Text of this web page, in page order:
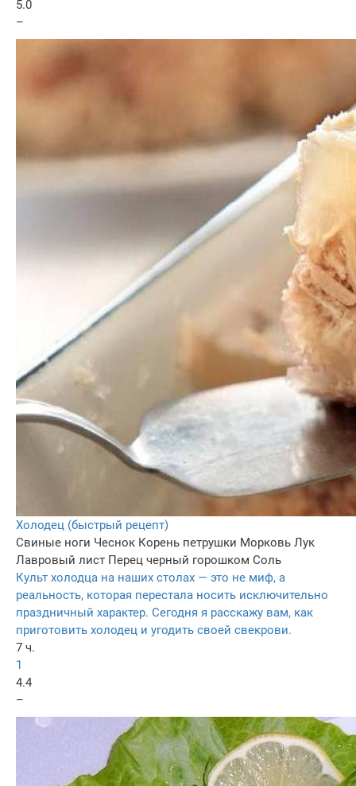
5.0
–
Холодец (быстрый рецепт)
Свиные ноги Чеснок Корень петрушки Морковь Лук
Лавровый лист Перец черный горошком Соль
Культ холодца на наших столах — это не миф, а
реальность, которая перестала носить исключительно
праздничный характер. Сегодня я расскажу вам, как
приготовить холодец и угодить своей свекрови.
7 ч.
1
4.4
–